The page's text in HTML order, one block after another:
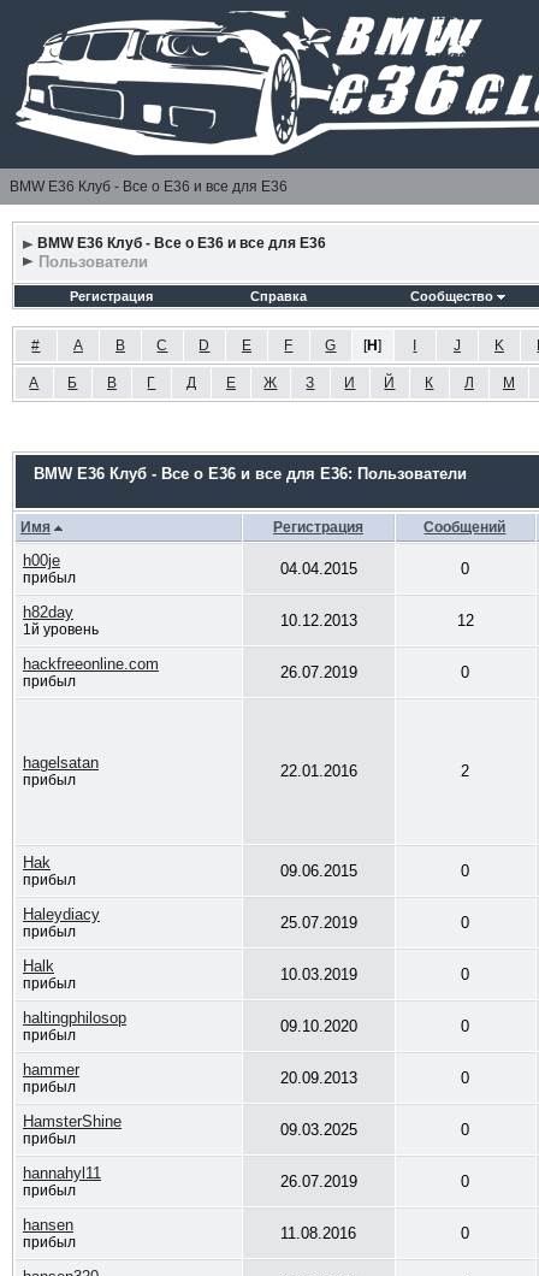
BMW E36 Клуб - Все о Е36 и все для Е36
BMW E36 Клуб - Все о Е36 и все для Е36
Пользователи
Регистрация Справка Сообщество
# A B C D E F G [H] J K
А Б В Г Д Е Ж З И Й К Л М
BMW E36 Клуб - Все о Е36 и все для Е36: Пользователи
Имя Регистрация Сообщений
h00je
прибыл 04.04.2015 0
h82day
1й уровень 10.12.2013 12
hackfreeonline.com
прибыл 26.07.2019 0
hagelsatan
прибыл 22.01.2016 2
Hak
прибыл 09.06.2015 0
Haleydiacy
прибыл 25.07.2019 0
Halk
прибыл 10.03.2019 0
haltingphilosop
прибыл 09.10.2020 0
hammer
прибыл 20.09.2013 0
HamsterShine
прибыл 09.03.2025 0
hannahyl11
прибыл 26.07.2019 0
hansen
прибыл 11.08.2016 0